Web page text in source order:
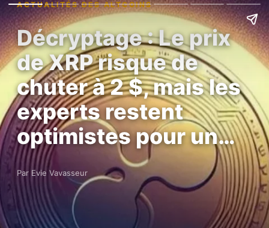
ACTUALITÉS DES ALTCOINS
Décryptage : Le prix
de XRP risque de
chuter à 2 $, mais les
experts restent
optimistes pour un…
Par Evie Vavasseur